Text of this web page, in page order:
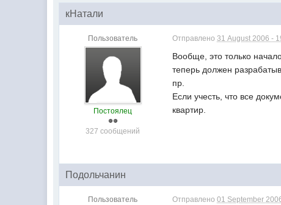
кНатали
Пользователь
Постоялец
327 сообщений
Отправлено31 August 2006 -
Вообще, это только
теперь должен
пр.
Если учесть, что все
квартир.
Подольчанин
Пользователь Отправлено01 September